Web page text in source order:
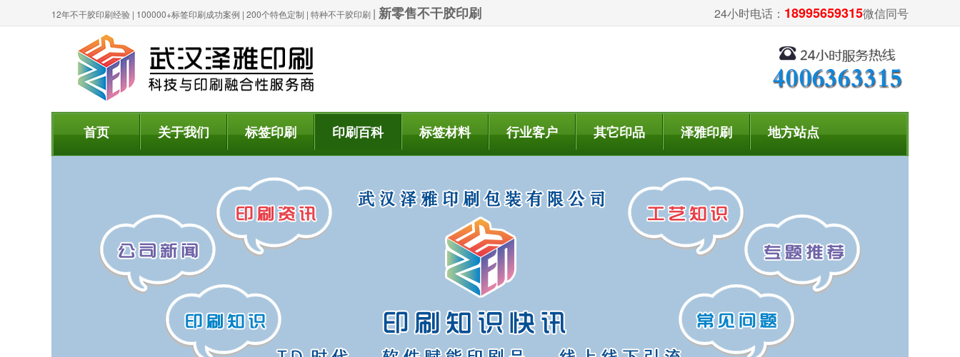
12年不干胶印刷经验 | 100000+标签印刷成功案例 | 200个特色定制 | 特种不干胶印刷 | 新零售不干胶印刷 24小时电话： 18995659315微信同号
首页 关于我们 标签印刷 印刷百科 标签材料 行业客户 其它印品 泽雅印刷 地方站点